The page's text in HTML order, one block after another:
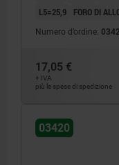
L5=25,9
FORO DI
Numero d’ordine:
17,05 €
+ IVA
più le spese di spedizione
03420